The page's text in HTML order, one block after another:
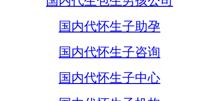
国内代怀生子助孕
国内代怀生子咨询
国内代怀生子中心